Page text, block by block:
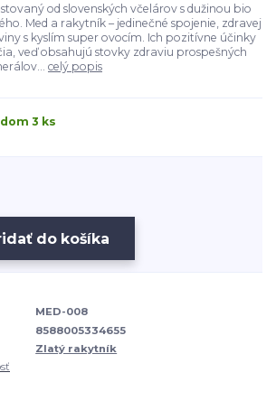
od slovenských včelárov s dužinou bio
Med a rakytník – jedinečné spojenie, zdravej
s kyslím super ovocím. Ich pozitívne účinky
veď obsahujú stovky zdraviu prospešných
celý popis
3 ks
do košíka
MED-008
8588005334655
Zlatý rakytník